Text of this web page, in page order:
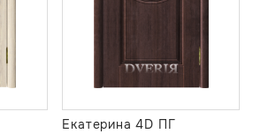
Екатерина 4D ПГ